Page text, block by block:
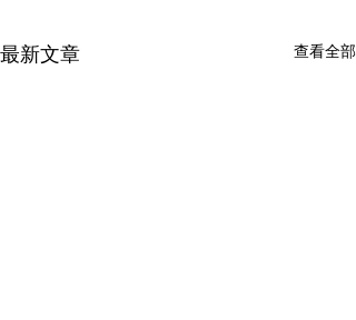
最新文章 查看全部